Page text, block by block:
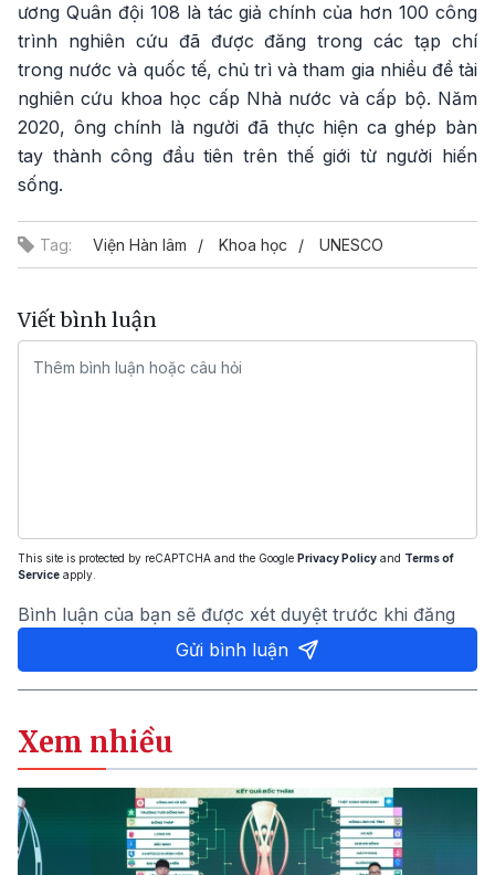
ương Quân đội 108 là tác giả chính của hơn 100 công
trình nghiên cứu đã được đăng trong các tạp chí
trong nước và quốc tế, chủ trì và tham gia nhiều đề tài
nghiên cứu khoa học cấp Nhà nước và cấp bộ. Năm
2020, ông chính là người đã thực hiện ca ghép bàn
tay thành công đầu tiên trên thế giới từ người hiến
sống.
Tag: Viện Hàn lâm Khoa học UNESCO
Viết bình luận
This site is protected by reCAPTCHA and the Google Privacy Policy and Terms of
Service apply.
Bình luận của bạn sẽ được xét duyệt trước khi đăng
Gửi bình luận
Xem nhiều